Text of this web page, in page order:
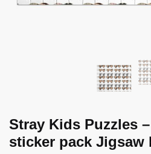
Stray Kids Puzzles
sticker pack Jigsaw